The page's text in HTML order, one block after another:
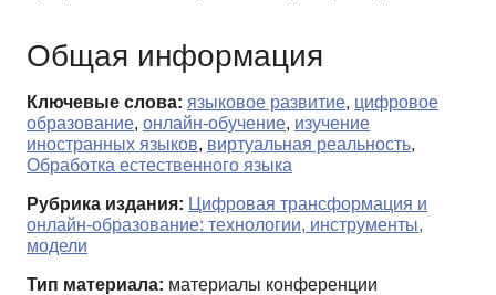
Общая информация
Ключевые слова: языковое развитие, цифровое
образование, онлайн-обучение, изучение
иностранных языков, виртуальная реальность,
Обработка естественного языка
Рубрика издания: Цифровая трансформация и
онлайн-образование: технологии, инструменты,
модели
Тип материала: материалы конференции